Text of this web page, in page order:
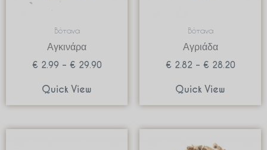
Βότανα
Αγκινάρα
€ 2.99 – € 29.90
Quick View
Βότανα
Αγριάδα
€ 2.82 – € 28.20
Quick View